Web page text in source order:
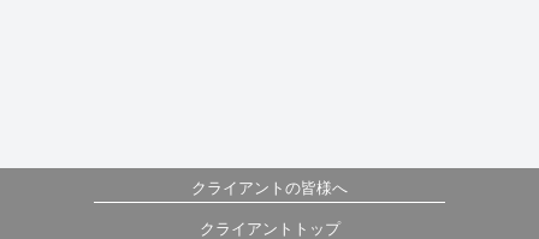
クライアントの皆様へ
クライアントトップ